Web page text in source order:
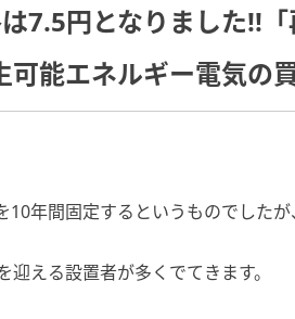
7.5円となりました!!
能エネルギー電気の
年間固定するというものでしたが、
える設置者が多くでてきます。